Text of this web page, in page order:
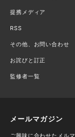
提携メディア
RSS
その他、お問い合わせ
お詫びと訂正
監修者一覧
メールマガジン
ご興味に合わせたメル